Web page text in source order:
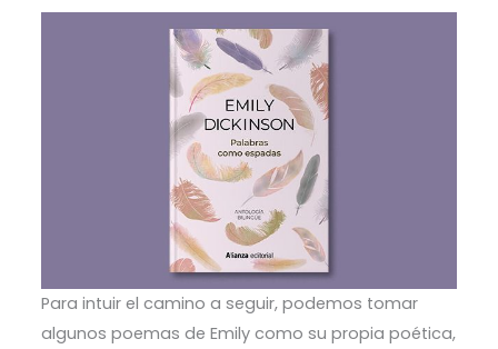
Para intuir el camino a seguir, podemos tomar
algunos poemas de Emily como su propia poética,